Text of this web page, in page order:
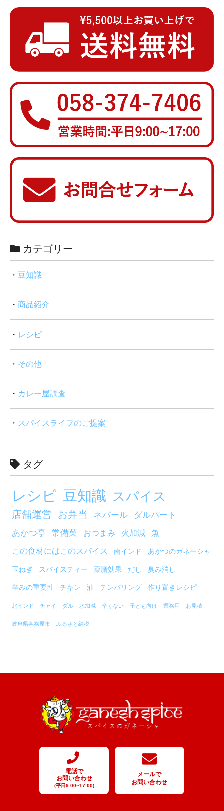
カテゴリー
豆知識
商品紹介
レシピ
その他
カレー屋調査
スパイスライフのご提案
タグ
レシピ 豆知識 スパイス
店舗運営 お弁当 ネパール
ダルバート
あかつ亭
常備菜 おつまみ 火加減 魚
この食材にはこのスパイス 南インド あかつのガネーシャ
玉ねぎ スパイスティー 薬膳効果 だし 臭み消し
辛みの重要性 チキン 油 テンパリング 作り置きレシピ
北インド チャイ ダル 水加減 辛くない 子ども向け 業務用 お見積
岐阜県各務原市 ふるさと納税
電話で
お問い合わせ
(平日9:00~17:00)
メールで
お問い合わせ